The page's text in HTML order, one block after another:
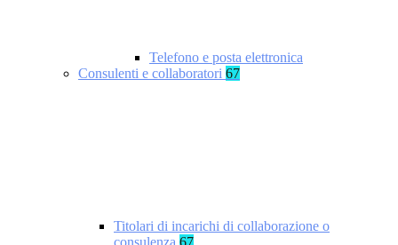
Telefono e posta elettronica
Consulenti e collaboratori 67
Titolari di incarichi di collaborazione o